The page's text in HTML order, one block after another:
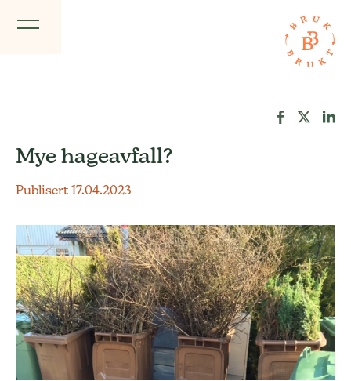
Mye hageavfall?
Publisert 17.04.2023